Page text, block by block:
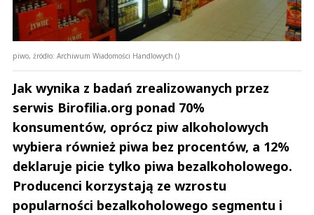
piwo, źródło: Archiwum Wiadomości Handlowych ()
Jak wynika z badań zrealizowanych przez
serwis Birofilia.org ponad 70%
konsumentów, oprócz piw alkoholowych
wybiera również piwa bez procentów, a 12%
deklaruje picie tylko piwa bezalkoholowego.
Producenci korzystają ze wzrostu
popularności bezalkoholowego segmentu i